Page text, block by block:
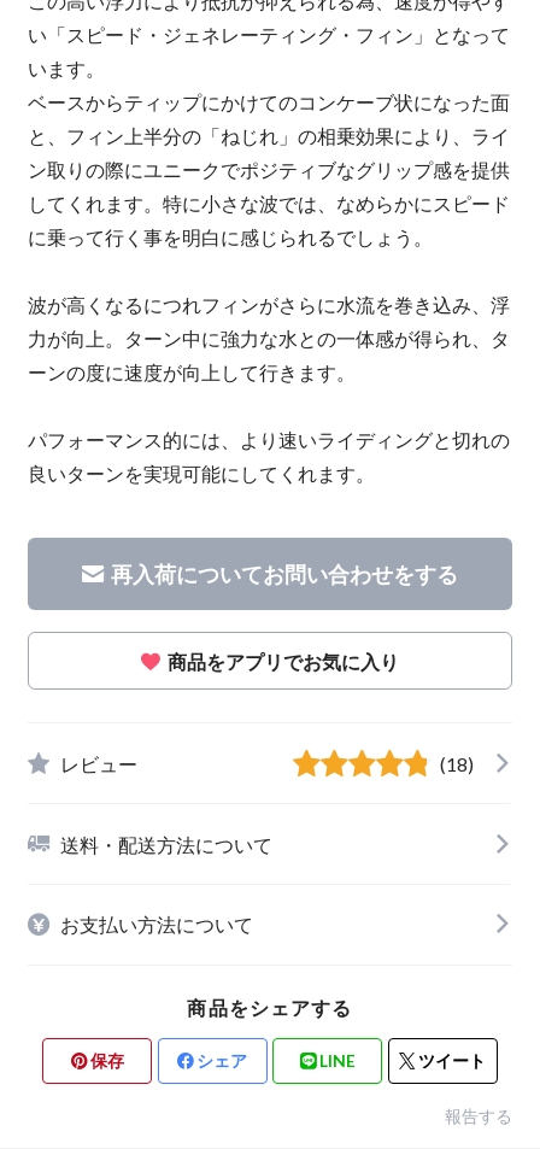
い「スピード・ジェネレーティング・フィン」となって
います。
ベースからティップにかけてのコンケーブ状になった面
と、フィン上半分の「ねじれ」の相乗効果により、ライ
ン取りの際にユニークでポジティブなグリップ感を提供
してくれます。特に小さな波では、なめらかにスピード
に乗って行く事を明白に感じられるでしょう。
波が高くなるにつれフィンがさらに水流を巻き込み、浮
力が向上。ターン中に強力な水との一体感が得られ、タ
ーンの度に速度が向上して行きます。
パフォーマンス的には、より速いライディングと切れの
良いターンを実現可能にしてくれます。
再入荷についてお問い合わせをする
商品をアプリでお気に入り
レビュー (18)
送料・配送方法について
お支払い方法について
商品をシェアする
保存 シェア LINE ツイート
報告する